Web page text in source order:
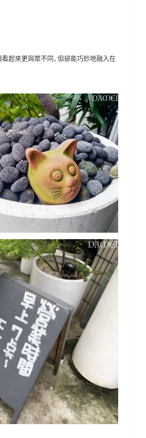
起來更與眾不同,但卻能巧妙地融入在